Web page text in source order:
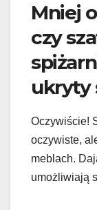
Mniej
czy
ukryty
Oczywiście!
oczywiste,
meblach.
umożliwiają